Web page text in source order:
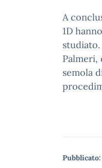
A
1D
Palmeri,
semola
Pubblicato: